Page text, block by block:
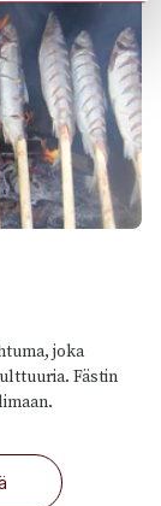
joka
Fästin